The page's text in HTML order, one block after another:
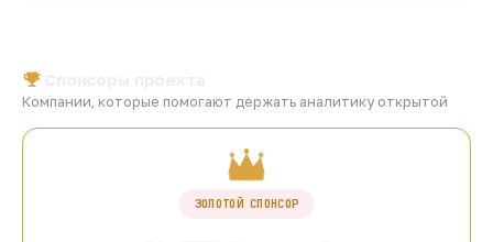
Компании, которые помогают держать аналитику открытой
ЗОЛОТОЙ СПОНСОР